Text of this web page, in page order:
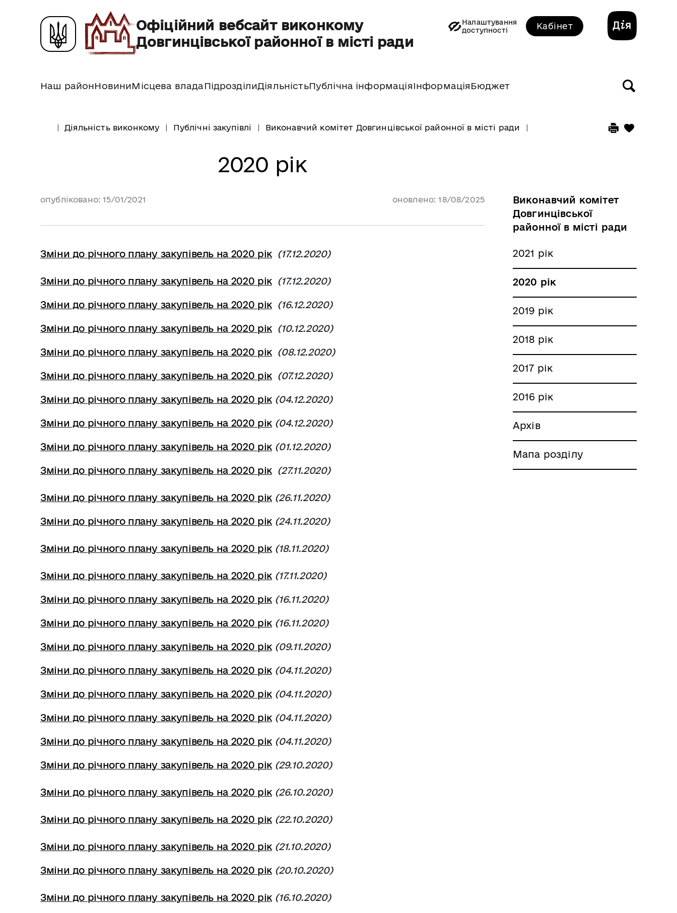
Офіційний вебсайт виконкому
Довгинцівської районної в місті ради
Налаштування
доступності
Кабінет
Наш районНовиниМісцева влада ПідрозділиДіяльністьПублічна інформація Інформація Бюджет
Діяльність виконкому Публічні закупівлі Виконавчий комітет Довгинцівської районної в місті ради
2020 рік
опубліковано: 15/01/2021 оновлено: 18/08/2025
Зміни до річного плану закупівель на 2020 рік (17.12.2020)
Зміни до річного плану закупівель на 2020 рік (17.12.2020)
Зміни до річного плану закупівель на 2020 рік (16.12.2020)
Зміни до річного плану закупівель на 2020 рік (10.12.2020)
Зміни до річного плану закупівель на 2020 рік (08.12.2020)
Зміни до річного плану закупівель на 2020 рік (07.12.2020)
Зміни до річного плану закупівель на 2020 рік (04.12.2020)
Зміни до річного плану закупівель на 2020 рік (04.12.2020)
Зміни до річного плану закупівель на 2020 рік (01.12.2020)
Зміни до річного плану закупівель на 2020 рік (27.11.2020)
Зміни до річного плану закупівель на 2020 рік (26.11.2020)
Зміни до річного плану закупівель на 2020 рік (24.11.2020)
Зміни до річного плану закупівель на 2020 рік (18.11.2020)
Зміни до річного плану закупівель на 2020 рік (17.11.2020)
Зміни до річного плану закупівель на 2020 рік (16.11.2020)
Зміни до річного плану закупівель на 2020 рік (16.11.2020)
Зміни до річного плану закупівель на 2020 рік (09.11.2020)
Зміни до річного плану закупівель на 2020 рік (04.11.2020)
Зміни до річного плану закупівель на 2020 рік (04.11.2020)
Зміни до річного плану закупівель на 2020 рік (04.11.2020)
Зміни до річного плану закупівель на 2020 рік (04.11.2020)
Зміни до річного плану закупівель на 2020 рік (29.10.2020)
Зміни до річного плану закупівель на 2020 рік (26.10.2020)
Зміни до річного плану закупівель на 2020 рік (22.10.2020)
Зміни до річного плану закупівель на 2020 рік (21.10.2020)
Зміни до річного плану закупівель на 2020 рік (20.10.2020)
Зміни до річного плану закупівель на 2020 рік (16.10.2020)
Виконавчий комітет
Довгинцівської
районної в місті ради
2021 рік
2020 рік
2019 рік
2018 рік
2017 рік
2016 рік
Архів
Мапа розділу